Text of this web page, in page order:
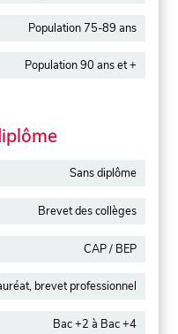
Population 75-89 ans
Population 90 ans et +
Sans diplôme
Brevet des collèges
CAP / BEP
brevet professionnel
Bac +2 à Bac +4